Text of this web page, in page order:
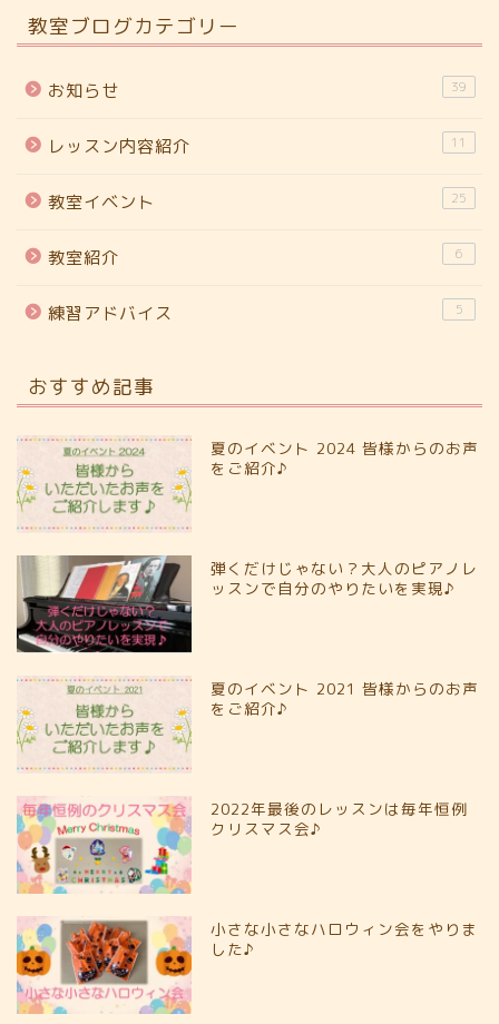
教室ブログカテゴリー
お知らせ 39
レッスン内容紹介 11
教室イベント 25
教室紹介 6
練習アドバイス 5
おすすめ記事
夏のイベント 2024 皆様からのお声
をご紹介♪
弾くだけじゃない？大人のピアノレ
ッスンで自分のやりたいを実現♪
夏のイベント 2021 皆様からのお声
をご紹介♪
2022年最後のレッスンは毎年恒例
クリスマス会♪
小さな小さなハロウィン会をやりま
した♪